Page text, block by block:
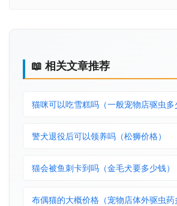
📖 相关文章推荐
猫咪可以吃雪糕吗（一般宠物店驱虫多
警犬退役后可以领养吗（松狮价格）
猫会被鱼刺卡到吗（金毛犬要多少钱）
布偶猫的大概价格（宠物店体外驱虫药